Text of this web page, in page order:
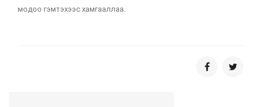
модоо гэмтэхээс хамгааллаа.